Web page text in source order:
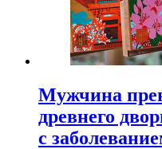
Мужчина
древнего
с